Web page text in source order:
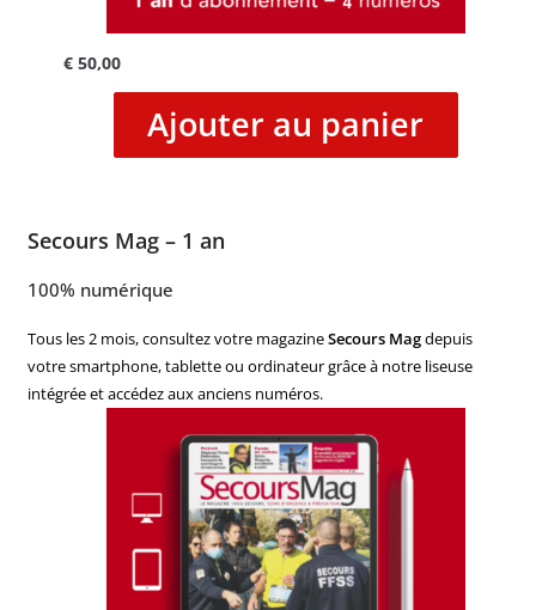
€50,00
Ajouter au panier
Secours Mag – 1 an
100% numérique
Tous les 2 mois, consultez votre magazineSecours Magdepuis
votre smartphone, tablette ou ordinateur grâce à notre liseuse
intégrée et accédez aux anciens numéros.